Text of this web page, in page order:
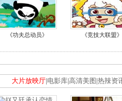
《功夫总动员》 《竞技大联盟》
大片放映厅 电影库 高清美图 热辣资